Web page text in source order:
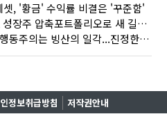
셋, '황금' 수익률 비결은 '꾸준함'
KCGI운용, 성장주 압축포트폴리오로 새 길을 그리다
트러스톤, 행동주의는 빙산의 일각...진정한 힘은 '주식형 강자'
정보취급방침 저작권안내